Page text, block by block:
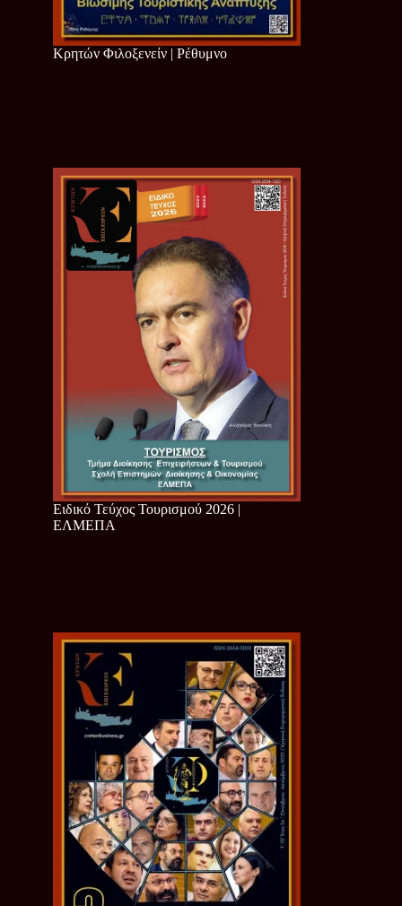
Κρητών Φιλοξενείν | Ρέθυμνο
Ειδικό Τεύχος Τουρισμού 2026 |
ΕΛΜΕΠΑ